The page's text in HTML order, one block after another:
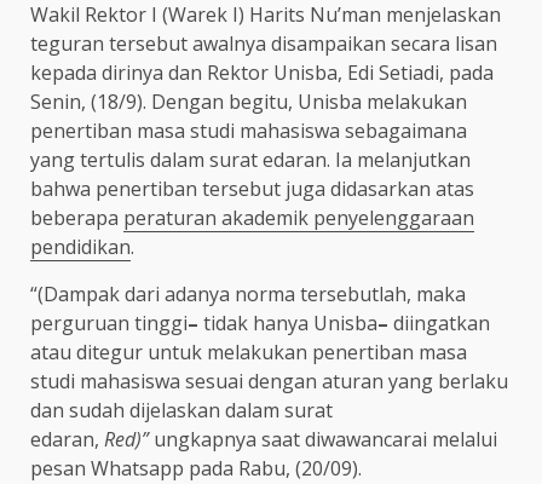
Wakil Rektor I (Warek I) Harits Nu’man menjelaskan
teguran tersebut awalnya disampaikan secara lisan
kepada dirinya dan Rektor Unisba, Edi Setiadi, pada
Senin, (18/9). Dengan begitu, Unisba melakukan
penertiban masa studi mahasiswa sebagaimana
yang tertulis dalam surat edaran. Ia melanjutkan
bahwa penertiban tersebut juga didasarkan atas
beberapa peraturan akademik penyelenggaraan
pendidikan.
“(Dampak dari adanya norma tersebutlah, maka
perguruan tinggi– tidak hanya Unisba– diingatkan
atau ditegur untuk melakukan penertiban masa
studi mahasiswa sesuai dengan aturan yang berlaku
dan sudah dijelaskan dalam surat
edaran, Red)”ungkapnya saat diwawancarai melalui
pesan Whatsapp pada Rabu, (20/09).